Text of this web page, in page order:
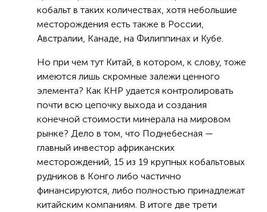
кобальт в таких количествах, хотя небольшие
месторождения есть также в России,
Австралии, Канаде, на Филиппинах и Кубе.
Но при чем тут Китай, в котором, к слову, тоже
имеются лишь скромные залежи ценного
элемента? Как КНР удается контролировать
почти всю цепочку выхода и создания
конечной стоимости минерала на мировом
рынке? Дело в том, что Поднебесная —
главный инвестор африканских
месторождений, 15 из 19 крупных кобальтовых
рудников в Конго либо частично
финансируются, либо полностью принадлежат
китайским компаниям. В итоге две трети